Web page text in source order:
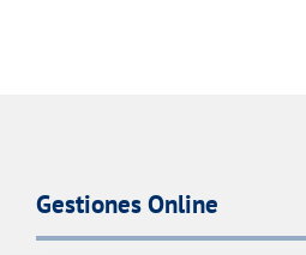
Gestiones Online